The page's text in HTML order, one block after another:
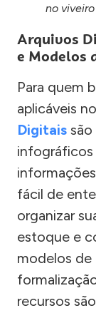
no
Arquivos
e Modelos
Para quem
aplicáveis
Digitais são
infográficos
fácil de
organizar
estoque e
modelos de
recursos